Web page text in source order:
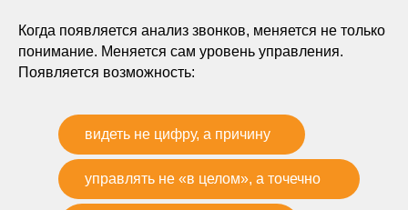
Когда появляется анализ звонков, меняется не только
понимание. Меняется сам уровень управления.
Появляется возможность:
управлять не «в целом», а точечно
видеть не цифру, а причину